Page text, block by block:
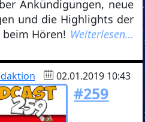
Ankündigungen, neue
und die Highlights der
beim Hören! Weiterlesen…
02.01.2019 10:43
#259